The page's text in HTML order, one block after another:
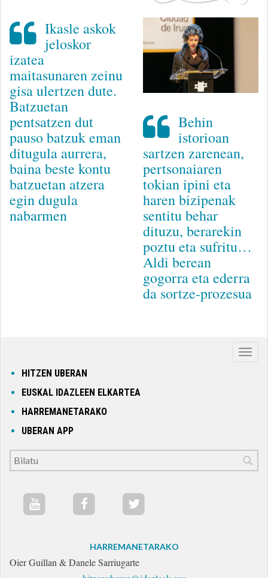
Ikasle askok
jeloskor
izatea
maitasunaren zeinu
gisa ulertzen dute.
Batzuetan
pentsatzen dut
pauso batzuk eman
ditugula aurrera,
baina beste kontu
batzuetan atzera
egin dugula
nabarmen
Behin
istorioan
sartzen zarenean,
pertsonaiaren
tokian ipini eta
haren bizipenak
sentitu behar
dituzu, berarekin
poztu eta sufritu…
Aldi berean
gogorra eta ederra
da sortze-prozesua
HITZEN UBERAN
EUSKAL IDAZLEEN ELKARTEA
HARREMANETARAKO
UBERAN APP
HARREMANETARAKO
Oier Guillan & Danele Sarriugarte